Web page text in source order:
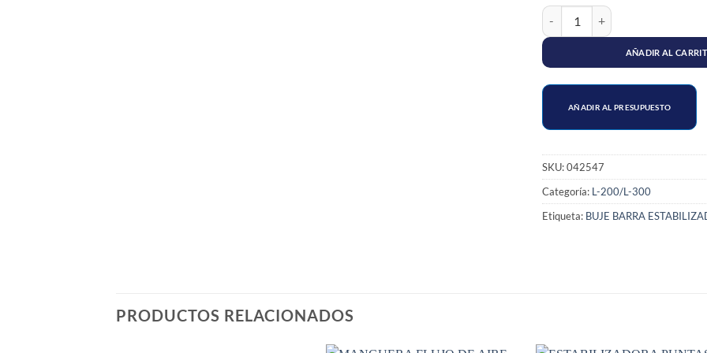
CAUCHO ESTABILIZADORA
AÑADIR AL
AÑADIR AL PRESUPUESTO
SKU:042547
Categoría: L-200/L-300
Etiqueta: BUJE BARRA
PRODUCTOS RELACIONADOS